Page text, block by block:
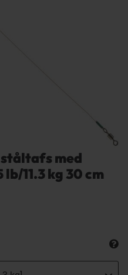
med
11.3 kg 30 cm